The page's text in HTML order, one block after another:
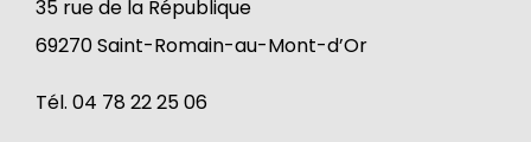
35 rue de la République
69270 Saint-Romain-au-Mont-d’Or
Tél. 04 78 22 25 06